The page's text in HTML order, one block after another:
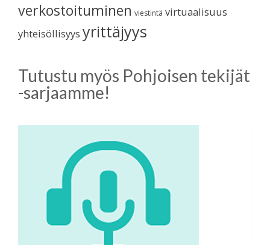
verkostoituminen viestintä virtuaalisuus
yhteisöllisyys yrittäjyys
Tutustu myös Pohjoisen tekijät
-sarjaamme!